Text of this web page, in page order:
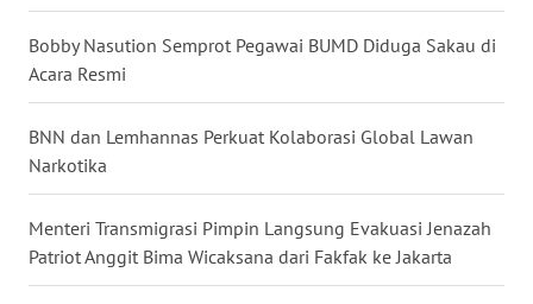
Bobby Nasution Semprot Pegawai BUMD Diduga Sakau di
Acara Resmi
BNN dan Lemhannas Perkuat Kolaborasi Global Lawan
Narkotika
Menteri Transmigrasi Pimpin Langsung Evakuasi Jenazah
Patriot Anggit Bima Wicaksana dari Fakfak ke Jakarta
LAMPUNG
JATENG
NUSANTARA
WN